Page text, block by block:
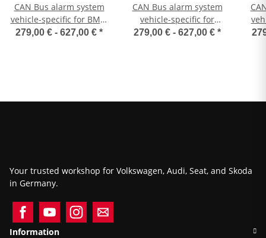
CAN Bus alarm system
vehicle-specific for BMW
5 Series (E60/E61)
279,00 € - 627,00 € *
CAN Bus alarm system
vehicle-specific for
MERCEDES SLK (R172)
279,00 € - 627,00 € *
Your trusted workshop for Volkswagen, Audi, Seat, and Skoda
in Germany.
Information